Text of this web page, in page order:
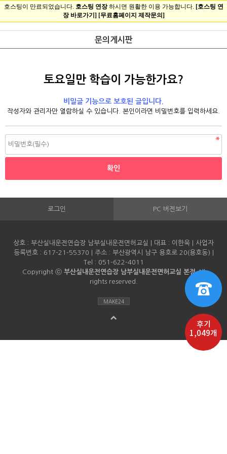
문의게시판
토요일만 학습이 가능한가요?
비밀글 기능으로 보호된 글입니다.
작성자와 관리자만 열람하실 수 있습니다. 본인이라면 비밀번호를 입력하세요.
후기
1,049개
로그인 PC 버전보기
상호 : 부산실내운전연습장 남부실내운전면허교실 | 대표 : 이한욱 | 사업자
등록번호 : 617-21-55370 | 주소 : 부산광역시 남구 용호로 20(용호동) |
Tel : 051-622-4011
Copyright ⓒ 부산실내운전연습장 남부실내운전면허교실 본점All
rights reserved.
MAKE24